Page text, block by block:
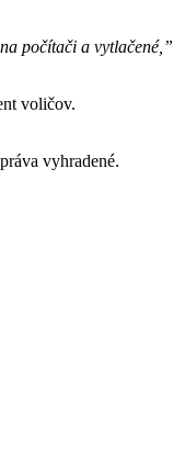
počítači a vytlačené,”
voličov.
vyhradené.